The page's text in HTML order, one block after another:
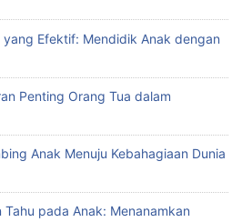
Efektif: Mendidik Anak dengan
Penting Orang Tua dalam
Anak Menuju Kebahagiaan Dunia
pada Anak: Menanamkan